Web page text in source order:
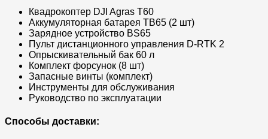
Квадрокоптер DJI Agras T60
Аккумуляторная батарея TB65 (2 шт)
Зарядное устройство BS65
Пульт дистанционного управления D-RTK 2
Опрыскивательный бак 60 л
Комплект форсунок (8 шт)
Запасные винты (комплект)
Инструменты для обслуживания
Руководство по эксплуатации
Способы доставки: